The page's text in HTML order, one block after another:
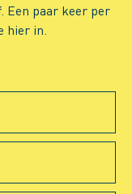
Een paar keer per
hier in.